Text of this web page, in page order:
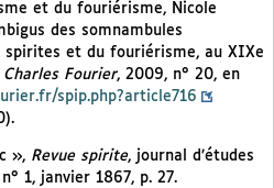
et du fouriérisme, Nicole
des somnambules
spirites et du fouriérisme, au XIXe
Charles Fourier, 2009, n° 20, en
spip.php?article716
», Revue spirite, journal d’études
1, janvier 1867, p. 27.